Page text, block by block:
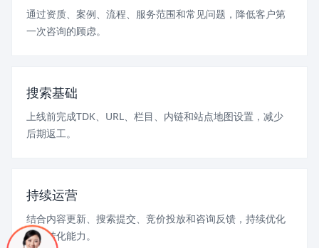
通过资质、案例、流程、服务范围和常见问题，降低客户第
一次咨询的顾虑。
搜索基础
上线前完成TDK、URL、栏目、内链和站点地图设置，减少
后期返工。
持续运营
结合内容更新、搜索提交、竞价投放和咨询反馈，持续优化
页面转化能力。